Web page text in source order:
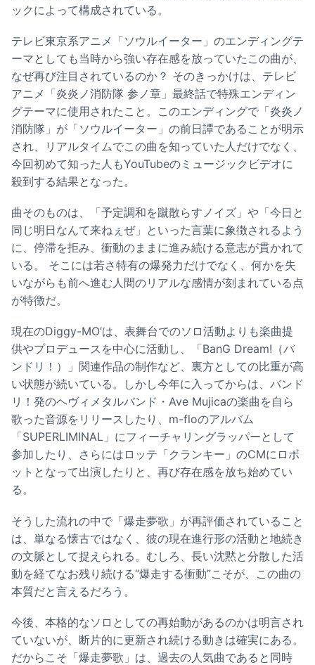
ックによって構成されている。
テレビ東京系アニメ「ソウルイーター」のエンディングテ
ーマとしても当時から強い存在感を放っていたこの曲が、
なぜ再び注目されているのか？ そのきっかけは、テレビ
アニメ「炎炎ノ消防隊 参ノ章」最終話で特殊エンディン
グテーマに使用されたこと。このエンディングで「炎炎ノ
消防隊」が「ソウルイーター」の前日譚であることが明示
され、リアルタイムでこの曲を知っていた人だけでなく、
今回初めて知った人もYouTubeのミュージックビデオに
殺到する結果となった。
曲そのものは、「予定調和を蹴散らすノイズ」や「今日と
同じ明日なんて来ねぇぜ」といった言葉に象徴されるよう
に、停滞を拒み、衝動のままに進み続ける意志が貫かれて
いる。 そこには若さ特有の爆発力だけでなく、何かを失
いながらも前へ進む人間のリアルな感情が刻まれている点
が特徴だ。
現在のDiggy-MO’は、表舞台でのソロ活動よりも楽曲提
供やプロデュースを中心に活動し、
「BanG Dream!（バ
ンドリ！）」関連作品の制作など、裏方としての比重が高
い状態が続いている。しかし今年に入ってからは、バンド
リ！発のヘヴィメタルバンド・ Ave Mujicaの楽曲を自ら
歌った音源をリリース したり、m-floのアルバム
「SUPERLIMINAL」にフィーチャリングラッパーとして
参加したり、さらにはロッテ「クランキー」のCMにロボ
ットとなって出演したりと、再び存在感を放ち始めてい
る。
そうした流れの中で「爆走夢歌」が再評価されていること
は、単なる懐古ではなく、彼の現在進行形の活動と地続き
の文脈として捉えられる。むしろ、長い沈黙と分散した活
動を経てなお残り続ける“爆走する衝動”こそが、この曲の
本質だと言えるだろう。
今後、本格的なソロとしての再始動があるのかは明言され
ていないが、断片的に更新され続ける動きは確実にある。
だからこそ「爆走夢歌」は、過去の人気曲であると同時